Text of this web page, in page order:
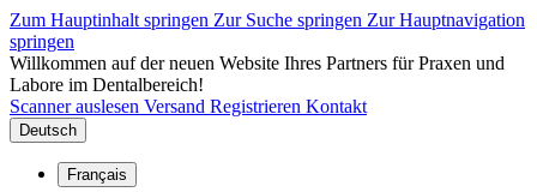
Zum Hauptinhalt springen Zur Suche springen Zur Hauptnavigation
springen
Willkommen auf der neuen Website Ihres Partners für Praxen und
Labore im Dentalbereich!
Scanner auslesen Versand Registrieren Kontakt
Deutsch
Français